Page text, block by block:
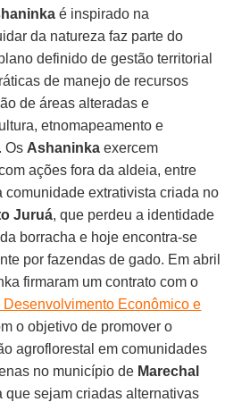
é inspirado na
da natureza faz parte do
definido de gestão territorial
de manejo de recursos
de áreas alteradas e
etnomapeamento e
Os Ashaninka exercem
ações fora da aldeia, entre
comunidade extrativista criada no
Juruá, que perdeu a identidade
borracha e hoje encontra-se
por fazendas de gado. Em abril
firmaram um contrato com o
Econômico e
o objetivo de promover o
agroflorestal em comunidades
no município de Marechal
que sejam criadas alternativas